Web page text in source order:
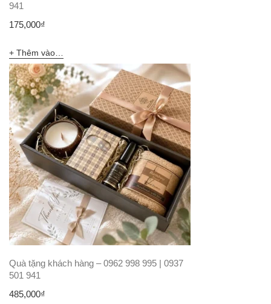
941
175,000₫
Thêm vào giỏ hàng
Quà tặng khách hàng – 0962 998 995 | 0937
501 941
485,000₫